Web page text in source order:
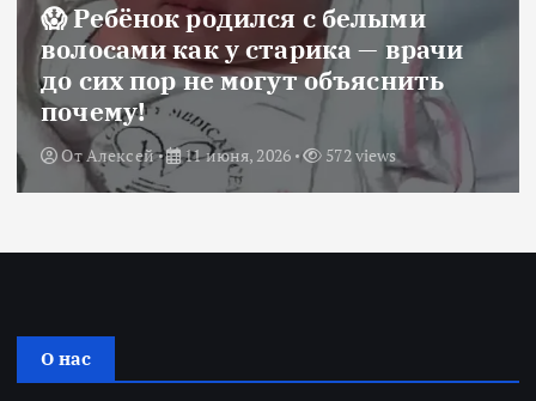
😱 Ребёнок родился с белыми
волосами как у старика — врачи
до сих пор не могут объяснить
почему!
ОтАлексей 11 июня, 2026 572 views
О нас